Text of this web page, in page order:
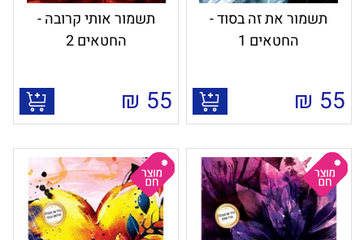
תשמור את זה בסוד -
החטאים 1
55
₪
תשמור אותי קרובה -
החטאים 2
55
₪